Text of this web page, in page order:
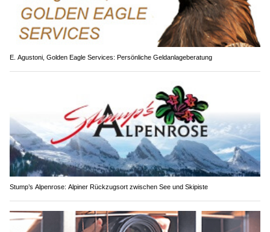
E. Agustoni, Golden Eagle Services: Persönliche Geldanlageberatung
Stump’s Alpenrose: Alpiner Rückzugsort zwischen See und Skipiste